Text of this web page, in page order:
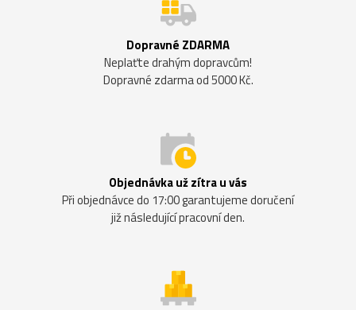
Dopravné ZDARMA
Neplaťte drahým dopravcům!
Dopravné zdarma od 5000 Kč.
Objednávka už zítra u vás
Při objednávce do 17:00 garantujeme doručení
již následující pracovní den.